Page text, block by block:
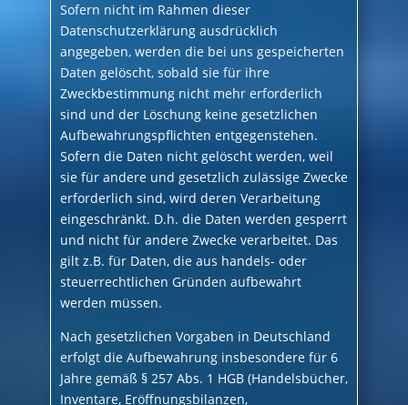
Sofern nicht im Rahmen dieser
Datenschutzerklärung ausdrücklich
angegeben, werden die bei uns gespeicherten
Daten gelöscht, sobald sie für ihre
Zweckbestimmung nicht mehr erforderlich
sind und der Löschung keine gesetzlichen
Aufbewahrungspflichten entgegenstehen.
Sofern die Daten nicht gelöscht werden, weil
sie für andere und gesetzlich zulässige Zwecke
erforderlich sind, wird deren Verarbeitung
eingeschränkt. D.h. die Daten werden gesperrt
und nicht für andere Zwecke verarbeitet. Das
gilt z.B. für Daten, die aus handels- oder
steuerrechtlichen Gründen aufbewahrt
werden müssen.
Nach gesetzlichen Vorgaben in Deutschland
erfolgt die Aufbewahrung insbesondere für 6
Jahre gemäß § 257 Abs. 1 HGB (Handelsbücher,
Inventare, Eröffnungsbilanzen,